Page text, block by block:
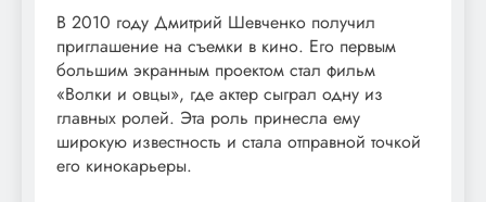
В 2010 году Дмитрий Шевченко получил
приглашение на съемки в кино. Его первым
большим экранным проектом стал фильм
«Волки и овцы», где актер сыграл одну из
главных ролей. Эта роль принесла ему
широкую известность и стала отправной точкой
его кинокарьеры.